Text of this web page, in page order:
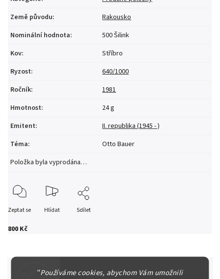
"Používáme cookies, abychom Vám umožnili
800 Kč
Země původu:
Rakousko
Nominální hodnota:
500 Šilink
Kov:
Stříbro
Ryzost:
640/1000
Ročník:
1981
Hmotnost:
24 g
Emitent:
II. republika (1945 - )
Téma:
Otto Bauer
Položka byla vyprodána…
Zeptat se Hlídat Sdílet